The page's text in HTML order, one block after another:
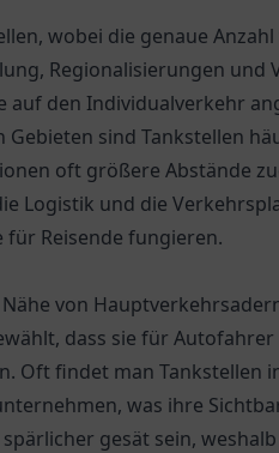
wobei die genaue
Regionalisierungen und
den Individualverkehr
sind Tankstellen
oft größere Abstände
Logistik und die
für Reisende fungieren.
von
dass sie für
Oft findet man Tankstellen
was ihre
gesät sein,